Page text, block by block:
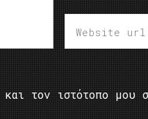
τον ιστότοπο μου